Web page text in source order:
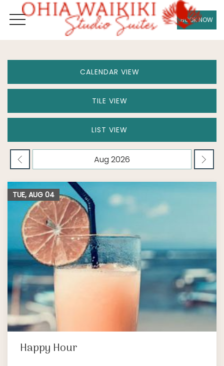
OPEN MENU BOOK NOW
CALENDAR VIEW
TILE VIEW
LIST VIEW
Happy Hour
TUE, AUG 04